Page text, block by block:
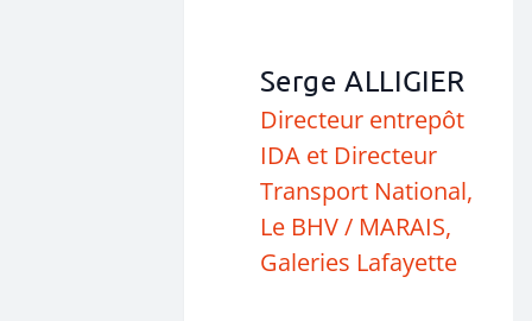
Serge ALLIGIER
Directeur entrepôt
IDA et Directeur
Transport National,
Le BHV / MARAIS,
Galeries Lafayette